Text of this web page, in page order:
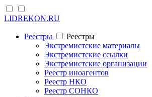
LIDREKON.RU
Реестры
Реестры
Экстремистские материалы
Экстремистские ссылки
Экстремистские организации
Реестр иноагентов
Реестр НКО
Реестр СОНКО